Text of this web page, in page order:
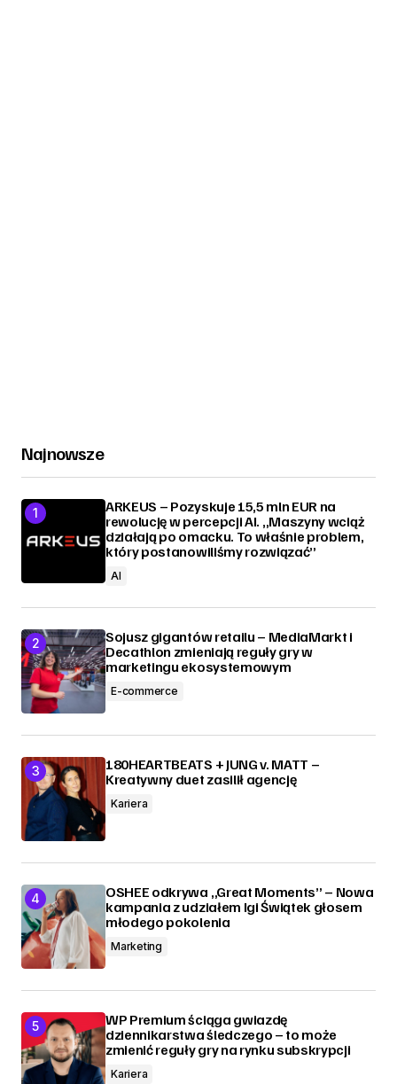
Najnowsze
ARKEUS – Pozyskuje 15,5 mln EUR na
rewolucję w percepcji AI. „Maszyny wciąż
działają po omacku. To właśnie problem,
który postanowiliśmy rozwiązać”
AI
Sojusz gigantów retailu – MediaMarkt i
Decathlon zmieniają reguły gry w
marketingu ekosystemowym
E-commerce
180HEARTBEATS + JUNG v. MATT –
Kreatywny duet zasilił agencję
Kariera
OSHEE odkrywa „Great Moments” – Nowa
kampania z udziałem Igi Świątek głosem
młodego pokolenia
Marketing
WP Premium ściąga gwiazdę
dziennikarstwa śledczego – to może
zmienić reguły gry na rynku subskrypcji
Kariera